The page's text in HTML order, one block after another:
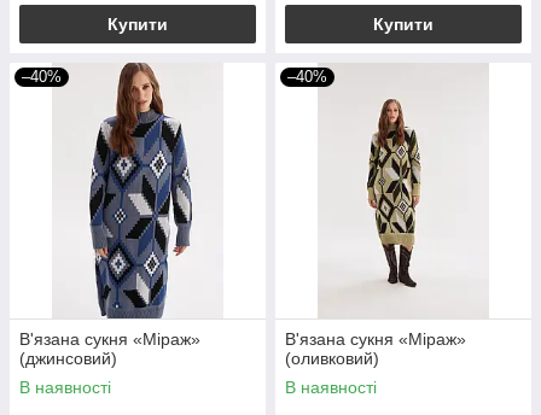
Купити Купити
–40%
В'язана сукня «Міраж»
(джинсовий)
В наявності
–40%
В'язана сукня «Міраж»
(оливковий)
В наявності